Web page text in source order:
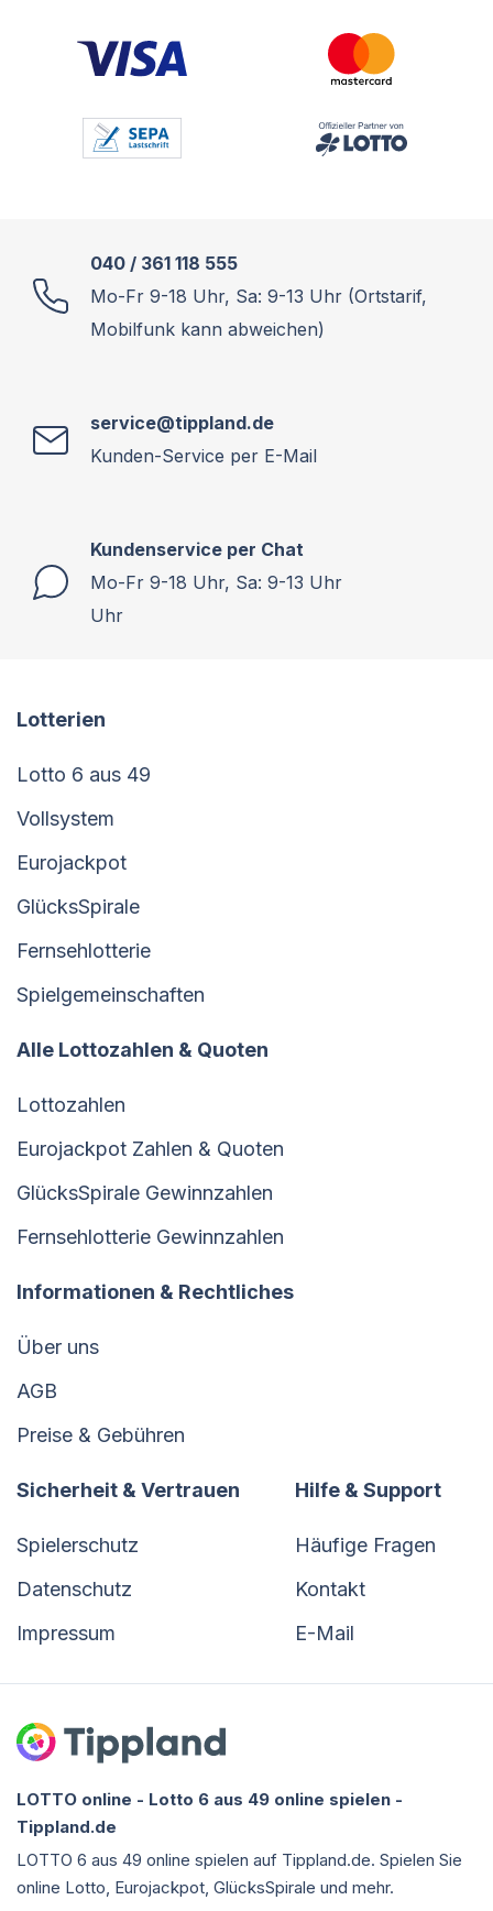
040 / 361 118 555
Mo-Fr 9-18 Uhr, Sa: 9-13 Uhr (Ortstarif,
Mobilfunk kann abweichen)
service@tippland.de
Kunden-Service per E-Mail
Kundenservice per Chat
Mo-Fr 9-18 Uhr, Sa: 9-13 Uhr
Uhr
Lotterien
Lotto 6 aus 49
Vollsystem
Eurojackpot
GlücksSpirale
Fernsehlotterie
Spielgemeinschaften
Alle Lottozahlen & Quoten
Lottozahlen
Eurojackpot Zahlen & Quoten
GlücksSpirale Gewinnzahlen
Fernsehlotterie Gewinnzahlen
Informationen & Rechtliches
Über uns
AGB
Preise & Gebühren
Sicherheit & Vertrauen
Spielerschutz
Datenschutz
Impressum
Hilfe & Support
Häufige Fragen
Kontakt
E-Mail
LOTTO online - Lotto 6 aus 49 online spielen -
Tippland.de
LOTTO 6 aus 49 online spielen auf Tippland.de. Spielen Sie
online Lotto, Eurojackpot, GlücksSpirale und mehr.